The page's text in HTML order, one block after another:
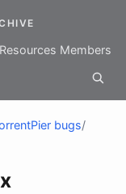
Resources Members
bugs/